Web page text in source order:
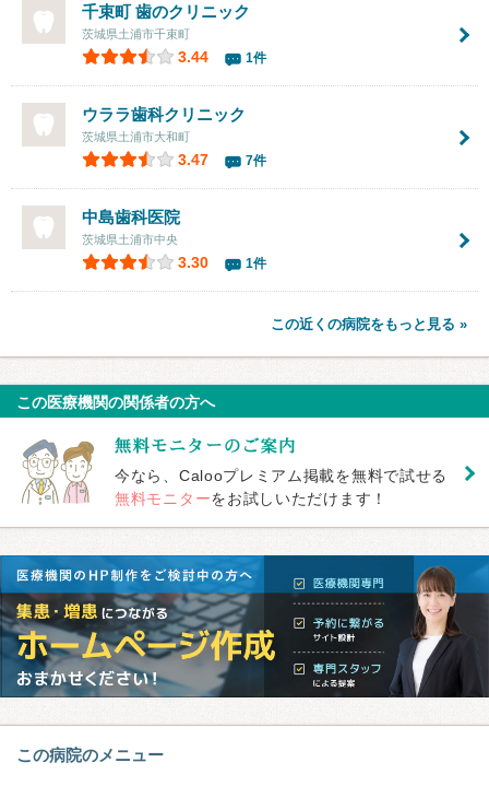
千束町 歯のクリニック
茨城県土浦市千束町
3.44 1件
ウララ歯科クリニック
茨城県土浦市大和町
3.47 7件
中島歯科医院
茨城県土浦市中央
3.30 1件
この近くの病院をもっと見る »
この医療機関の関係者の方へ
今なら、Calooプレミアム掲載を無料で試せる
無料モニターをお試しいただけます！
この病院のメニュー